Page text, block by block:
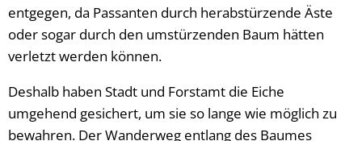
entgegen, da Passanten durch herabstürzende Äste
oder sogar durch den umstürzenden Baum hätten
verletzt werden können.
Deshalb haben Stadt und Forstamt die Eiche
umgehend gesichert, um sie so lange wie möglich zu
bewahren. Der Wanderweg entlang des Baumes